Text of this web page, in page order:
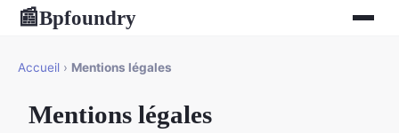
📰Bpfoundry
Accueil › Mentions légales
Mentions légales